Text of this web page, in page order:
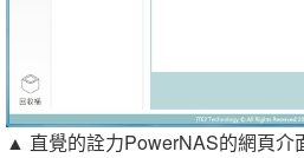
▲ 直覺的詮力PowerNAS的網頁介